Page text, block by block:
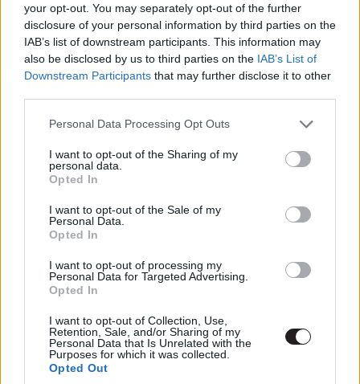
your opt-out. You may separately opt-out of the further
disclosure of your personal information by third parties on the
IAB’s list of downstream participants. This information may
also be disclosed by us to third parties on the IAB’s List of
Downstream Participants that may further disclose it to other
Please note that this website/app uses one or more Google
not limited to your visit or usage behaviour. You may click to
grant or deny consent to Google and its third-party tags to
use your data for below specified purposes in below Google
consent section.
Personal Data Processing Opt Outs
I want to opt-out of the Sharing of my
personal data.
Opted In
I want to opt-out of the Sale of my
Personal Data.
Opted In
I want to opt-out of processing my
Personal Data for Targeted Advertising.
Opted In
I want to opt-out of Collection, Use,
Retention, Sale, and/or Sharing of my
Personal Data that Is Unrelated with the
Purposes for which it was collected.
Opted Out
Címkék: #true detective #mahershala ali
#nic
#david milch #a törvény nevében
A 21. század legrosszabb
rendezői - van lejjebb Uwe
Bollnál
A Metacritic összeállította az elmúlt közel két
évtized legrosszabb rendezőinek Top 20-as